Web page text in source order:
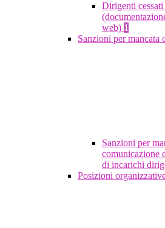
Dirigenti
web) 1
Sanzioni per mancata
Sanzioni per
comunicazione
di incarichi
Posizioni